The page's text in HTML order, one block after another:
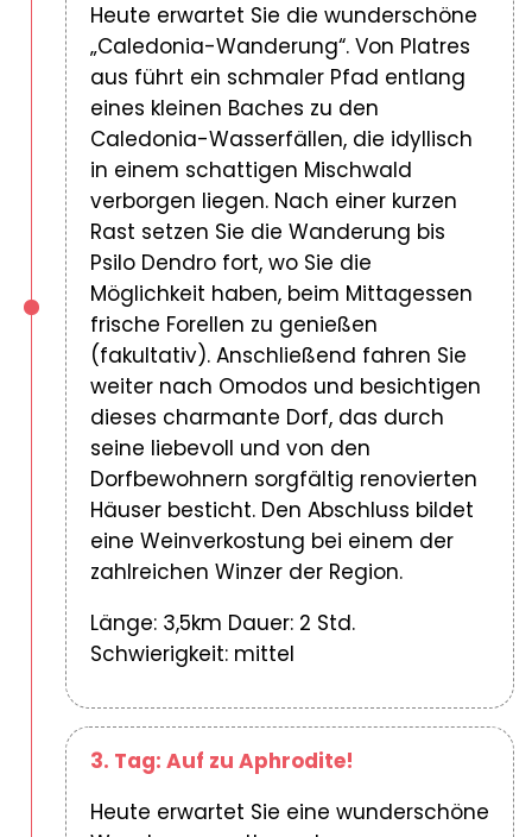
Heute erwartet Sie die wunderschöne
„Caledonia-Wanderung“. Von Platres
aus führt ein schmaler Pfad entlang
eines kleinen Baches zu den
Caledonia-Wasserfällen, die idyllisch
in einem schattigen Mischwald
verborgen liegen. Nach einer kurzen
Rast setzen Sie die Wanderung bis
Psilo Dendro fort, wo Sie die
Möglichkeit haben, beim Mittagessen
frische Forellen zu genießen
(fakultativ). Anschließend fahren Sie
weiter nach Omodos und besichtigen
dieses charmante Dorf, das durch
seine liebevoll und von den
Dorfbewohnern sorgfältig renovierten
Häuser besticht. Den Abschluss bildet
eine Weinverkostung bei einem der
zahlreichen Winzer der Region.
Länge: 3,5km Dauer: 2 Std.
Schwierigkeit: mittel
3. Tag: Auf zu Aphrodite!
Heute erwartet Sie eine wunderschöne